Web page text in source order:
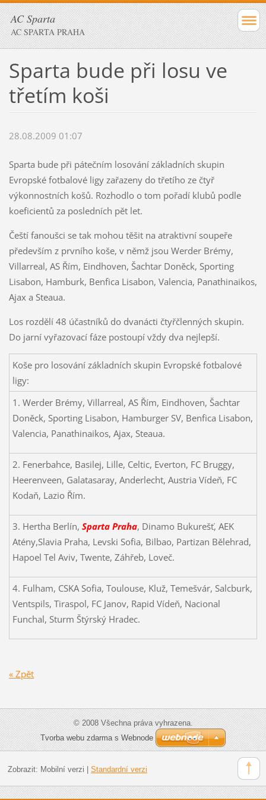
AC Sparta
AC SPARTA PRAHA
Sparta bude při losu ve
třetím koši
28.08.2009 01:07
Sparta bude při pátečním losování základních skupin
Evropské fotbalové ligy zařazeny do třetího ze čtyř
výkonnostních košů. Rozhodlo o tom pořadí klubů podle
koeficientů za posledních pět let.
Čeští fanoušci se tak mohou těšit na atraktivní soupeře
především z prvního koše, v němž jsou Werder Brémy,
Villarreal, AS Řím, Eindhoven, Šachtar Doněck, Sporting
Lisabon, Hamburk, Benfica Lisabon, Valencia, Panathinaikos,
Ajax a Steaua.
Los rozdělí 48 účastníků do dvanácti čtyřčlenných skupin.
Do jarní vyřazovací fáze postoupí vždy dva nejlepší.
Koše pro losování základních skupin Evropské fotbalové
ligy:
1. Werder Brémy, Villarreal, AS Řím, Eindhoven, Šachtar
Doněck, Sporting Lisabon, Hamburger SV, Benfica Lisabon,
Valencia, Panathinaikos, Ajax, Steaua.
2. Fenerbahce, Basilej, Lille, Celtic, Everton, FC Bruggy,
Heerenveen, Galatasaray, Anderlecht, Austria Vídeň, FC
Kodaň, Lazio Řím.
3. Hertha Berlín, Sparta Praha, Dinamo Bukurešť, AEK
Atény,Slavia Praha, Levski Sofia, Bilbao, Partizan Bělehrad,
Hapoel Tel Aviv, Twente, Záhřeb, Loveč.
4. Fulham, CSKA Sofia, Toulouse, Kluž, Temešvár, Salcburk,
Ventspils, Tiraspol, FC Janov, Rapid Vídeň, Nacional
Funchal, Sturm Štýrský Hradec.
« Zpět
© 2008 Všechna práva vyhrazena.
Tvorba webu zdarma s Webnode
Zobrazit: Mobilní verzi | Standardní verzi